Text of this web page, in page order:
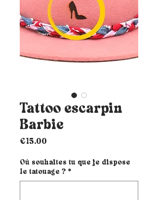
Tattoo escarpin
Barbie
€15.00
Où souhaites tu que je dispose
le tatouage ? *